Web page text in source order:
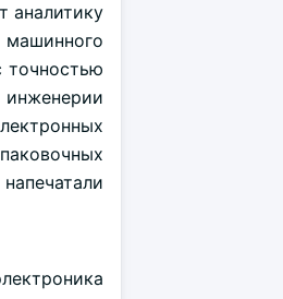
аналитику
машинного
точностью